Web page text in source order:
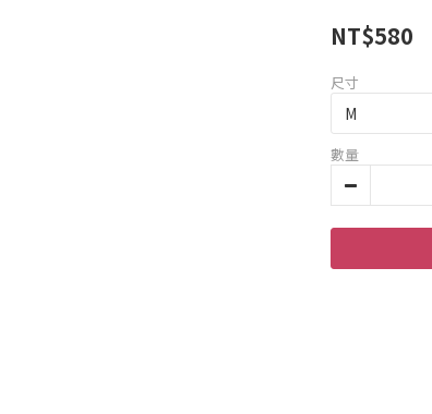
NT$580
尺寸
數量